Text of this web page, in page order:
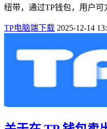
纽带，通过TP钱包，用户
TP电脑端下载 2025-12-14